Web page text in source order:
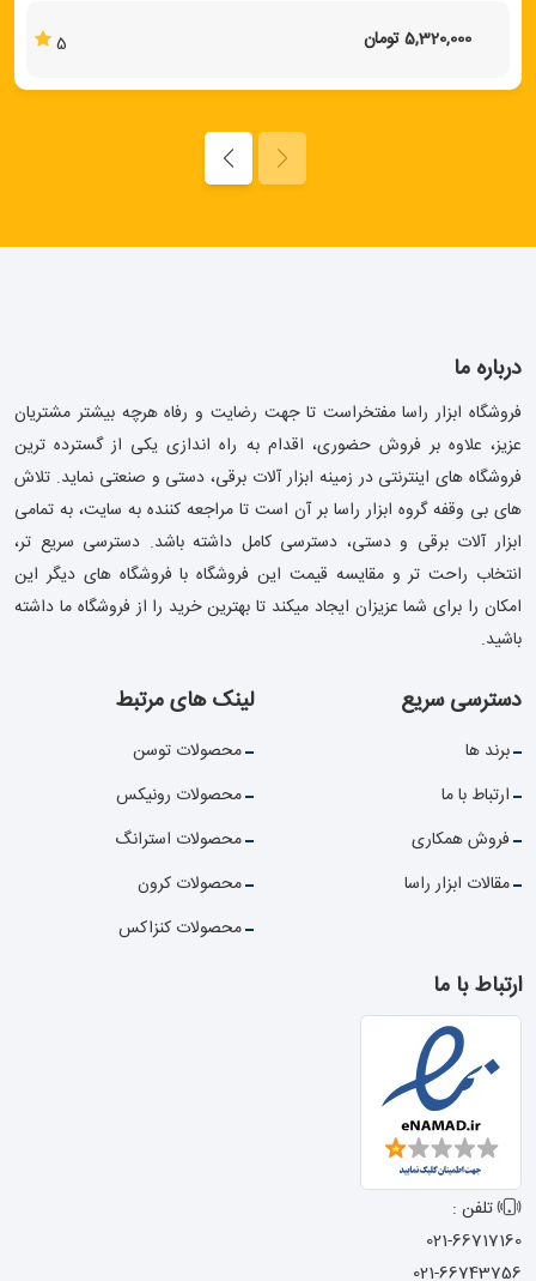
5,320,000 تومان 5
درباره ما
فروشگاه ابزار راسا مفتخراست تا جهت رضایت و رفاه هرچه بیشتر مشتریان
عزیز، علاوه بر فروش حضوری، اقدام به راه اندازی یکی از گسترده ترین
فروشگاه های اینترنتی در زمینه ابزار آلات برقی، دستی و صنعتی نماید. تلاش
های بی وقفه گروه ابزار راسا بر آن است تا مراجعه کننده به سایت، به تمامی
ابزار آلات برقی و دستی، دسترسی کامل داشته باشد. دسترسی سریع تر،
انتخاب راحت تر و مقایسه قیمت این فروشگاه با فروشگاه های دیگر این
امکان را برای شما عزیزان ایجاد میکند تا بهترین خرید را از فروشگاه ما داشته
باشید.
دسترسی سریع
برند ها
ارتباط با ما
فروش همکاری
مقالات ابزار راسا
لینک های مرتبط
محصولات توسن
محصولات رونیکس
محصولات استرانگ
محصولات کرون
محصولات کنزاکس
ارتباط با ما
تلفن :
021-66717160
021-66743756